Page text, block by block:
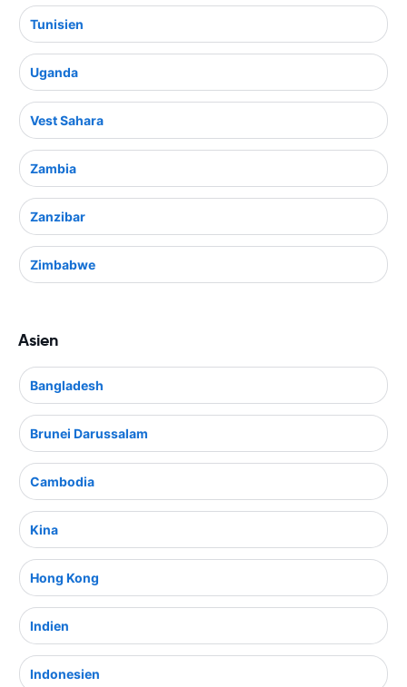
Tunisien
Uganda
Vest Sahara
Zambia
Zanzibar
Zimbabwe
Asien
Bangladesh
Brunei Darussalam
Cambodia
Kina
Hong Kong
Indien
Indonesien